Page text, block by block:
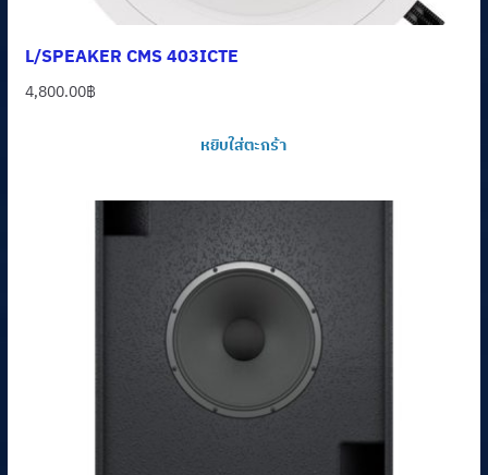
L/SPEAKER CMS 403ICTE
4,800.00฿
หยิบใส่ตะกร้า